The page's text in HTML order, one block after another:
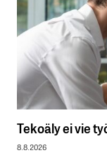
Tekoäly ei vie
8.8.2026